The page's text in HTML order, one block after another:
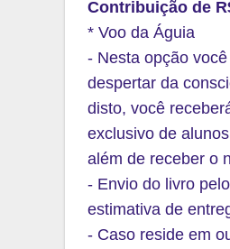
Contribuição de
* Voo da Águia
- Nesta opção
despertar da
disto, você
exclusivo de
além de receber o
- Envio do livro
estimativa de
- Caso reside em